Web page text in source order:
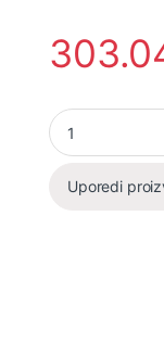
Makita KC100
Uporedi